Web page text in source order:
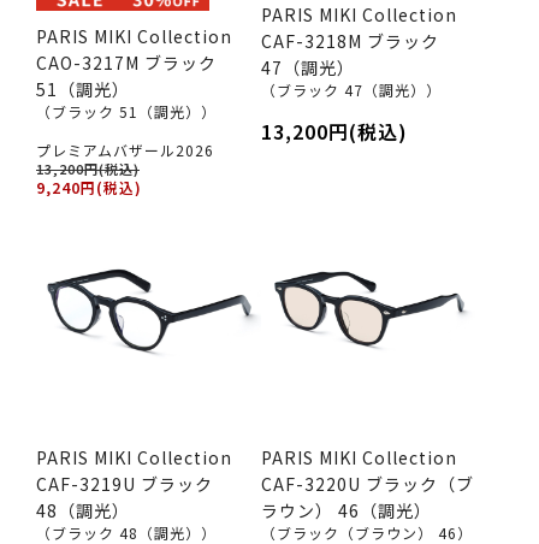
PARIS MIKI Collection
CAO-3217M ブラック
51（調光）
（ブラック 51（調光））
プレミアムバザール2026
13,200円(税込)
9,240円(税込)
PARIS MIKI Collection
CAF-3218M ブラック
47（調光）
（ブラック 47（調光））
13,200円(税込)
PARIS MIKI Collection
CAF-3219U ブラック
48（調光）
（ブラック 48（調光））
PARIS MIKI Collection
CAF-3220U ブラック（ブ
ラウン） 46（調光）
（ブラック（ブラウン） 46）